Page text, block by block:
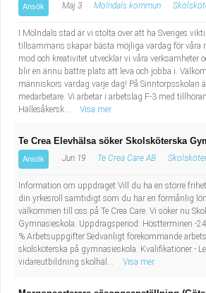
Ansök Maj 3 Mölndals kommun
I Mölndals stad är vi stolta över att ha Sveriges
tillsammans skapar bästa möjliga vardag för våra
mod och kreativitet utvecklar vi våra verksamheter
blir en ännu bättre plats att leva och jobba i.
människors vardag varje dag! På Sinntorpsskolan
medarbetare. Vi arbetar i arbetslag F-3 med
Hällesåkersk...
Visa mer
Te Crea Elevhälsa söker Skolsköterska
Ansök Jun 19 Te Crea Care AB
Information om uppdraget Vill du ha en större
din yrkesroll samtidigt som du har en förmånlig
välkommen till oss på Te Crea Care. Vi söker nu
Gymnasieskola. Uppdragsperiod: Höstterminen -
% Arbetsuppgifter Sedvanligt förekommande
skolsköterska på gymnasieskola. Kvalifikationer -
vidareutbildning skolhäl...
Visa mer